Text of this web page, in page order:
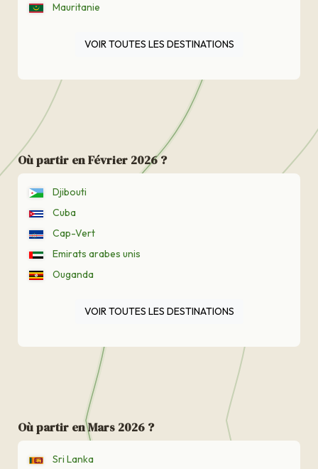
Mauritanie
VOIR TOUTES LES DESTINATIONS
Où partir en Février 2026 ?
Djibouti
Cuba
Cap-Vert
Emirats arabes unis
Ouganda
VOIR TOUTES LES DESTINATIONS
Où partir en Mars 2026 ?
Sri Lanka